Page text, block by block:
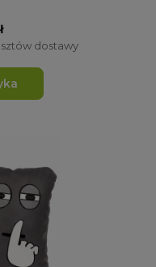
dostawy